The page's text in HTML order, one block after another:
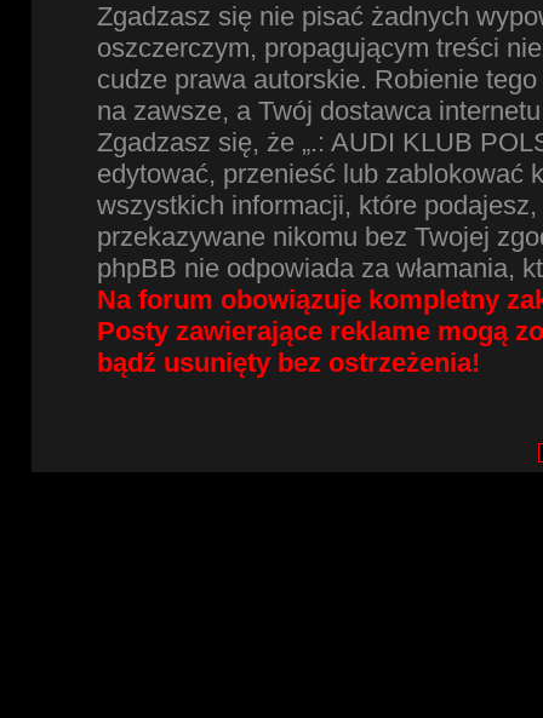
Zgadzasz się nie pisać żadnych
oszczerczym, propagującym treści
cudze prawa autorskie. Robienie
na zawsze, a Twój dostawca
Zgadzasz się, że „.: AUDI KLUB
edytować, przenieść lub zablokować
wszystkich informacji, które
przekazywane nikomu bez Twojej
phpBB nie odpowiada za włamania,
Na forum obowiązuje kompletny
Posty zawierające reklame mogą
bądź usunięty bez ostrzeżenia!